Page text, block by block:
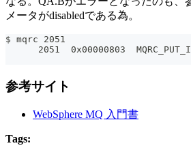
メータがdisabledである為。
$ mqrc 2051
2051  0x00000803
参考サイト
WebSphere MQ 入門書
Tags: